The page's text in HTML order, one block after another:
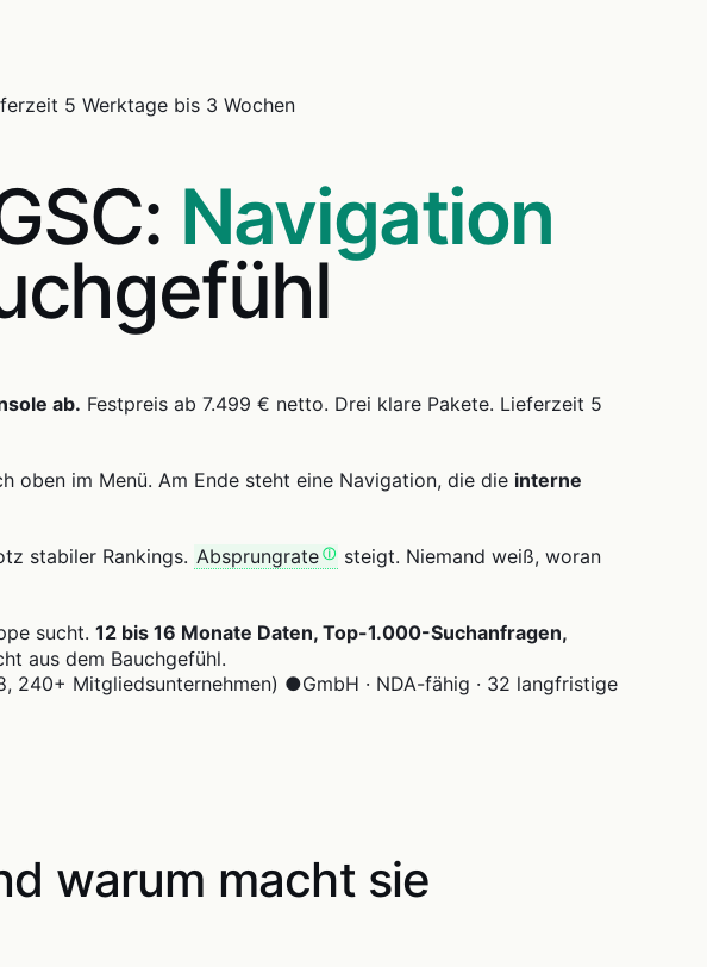
5 Werktage bis 3 Wochen
Navigation
ab. Festpreis ab 7.499 € netto. Drei klare Pakete. Lieferzeit 5
oben im Menü. Am Ende steht eine Navigation, die die interne
stabiler Rankings. Absprungrate
steigt. Niemand weiß, woran
sucht. 12 bis 16 Monate Daten, Top-1.000-Suchanfragen,
aus dem Bauchgefühl.
240+ Mitgliedsunternehmen) ●GmbH · NDA-fähig · 32 langfristige
warum macht sie